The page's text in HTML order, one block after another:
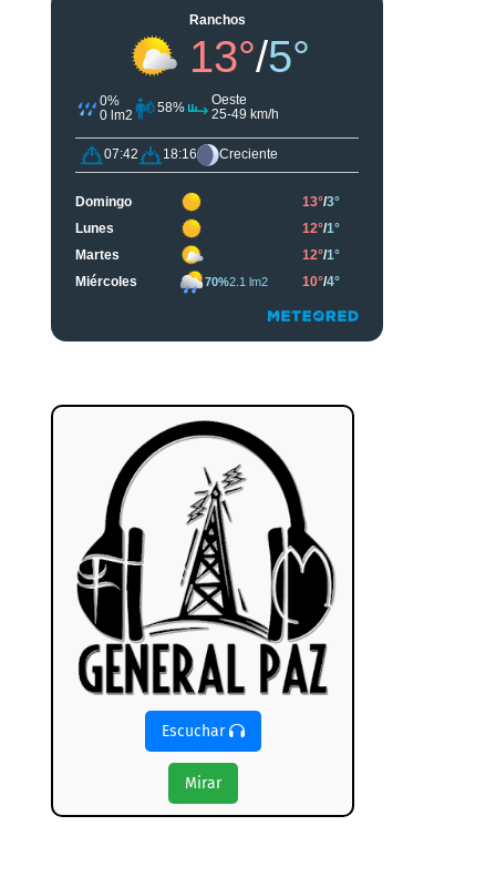
Escuchar
Mirar